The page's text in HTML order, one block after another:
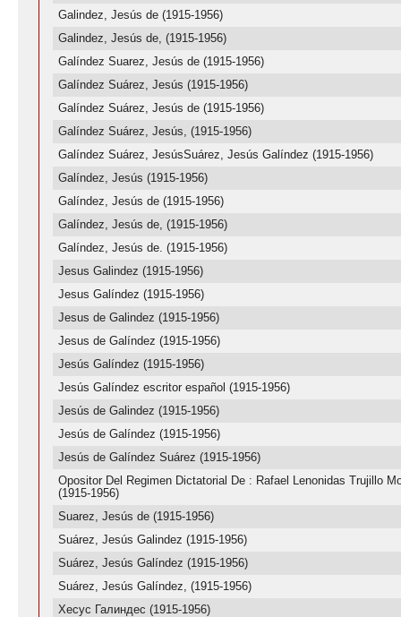
Galindez, Jesús de (1915-1956)
Galindez, Jesús de, (1915-1956)
Galíndez Suarez, Jesús de (1915-1956)
Galíndez Suárez, Jesús (1915-1956)
Galíndez Suárez, Jesús de (1915-1956)
Galíndez Suárez, Jesús, (1915-1956)
Galíndez Suárez, JesúsSuárez, Jesús Galíndez (1915-1956)
Galíndez, Jesús (1915-1956)
Galíndez, Jesús de (1915-1956)
Galíndez, Jesús de, (1915-1956)
Galíndez, Jesús de. (1915-1956)
Jesus Galindez (1915-1956)
Jesus Galíndez (1915-1956)
Jesus de Galindez (1915-1956)
Jesus de Galíndez (1915-1956)
Jesús Galíndez (1915-1956)
Jesús Galíndez escritor español (1915-1956)
Jesús de Galindez (1915-1956)
Jesús de Galíndez (1915-1956)
Jesús de Galíndez Suárez (1915-1956)
Opositor Del Regimen Dictatorial De : Rafael Lenonidas Trujillo
(1915-1956)
Suarez, Jesús de (1915-1956)
Suárez, Jesús Galindez (1915-1956)
Suárez, Jesús Galíndez (1915-1956)
Suárez, Jesús Galíndez, (1915-1956)
Хесус Галиндес (1915-1956)